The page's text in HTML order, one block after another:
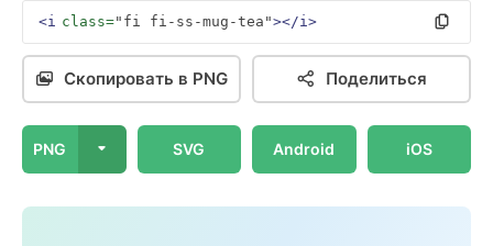
<i class="fi fi-ss-mug-tea"></i>
Скопировать в PNG Поделиться
PNG SVG Android iOS